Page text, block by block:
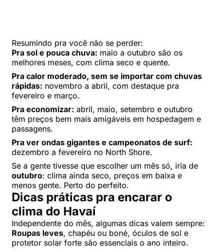
Resumindo pra você não se perder:
Pra sol e pouca chuva: maio a outubro são os
melhores meses, com clima seco e quente.
Pra calor moderado, sem se importar com chuvas
rápidas: novembro a abril, com destaque pra
fevereiro e março.
Pra economizar: abril, maio, setembro e outubro
têm preços bem mais amigáveis em hospedagem e
passagens.
Pra ver ondas gigantes e campeonatos de surf:
dezembro a fevereiro no North Shore.
Se a gente tivesse que escolher um mês só, iria de
outubro: clima ainda seco, preços em baixa e
menos gente. Perto do perfeito.
Dicas práticas pra encarar o
clima do Havaí
Independente do mês, algumas dicas valem sempre:
Roupas leves, chapéu ou boné, óculos de sol e
protetor solar forte são essenciais o ano inteiro.